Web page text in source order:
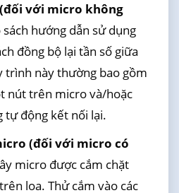
với micro không
hướng dẫn sử dụng
đồng bộ lại tần số giữa
trình này thường bao gồm
nút trên micro và/hoặc
tự động kết nối lại.
(đối với micro có
micro được cắm chặt
loa. Thử cắm vào các